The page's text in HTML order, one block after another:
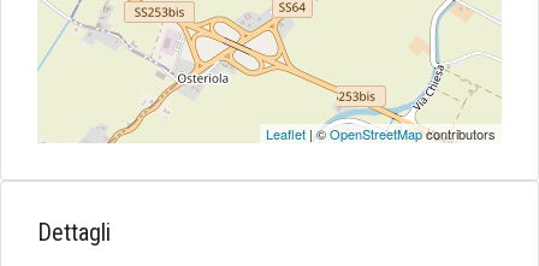
Leaflet | ©OpenStreetMapcontributors
Dettagli